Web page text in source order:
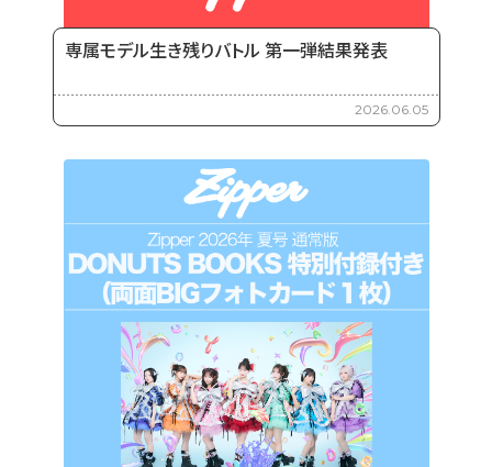
専属モデル生き残りバトル 第一弾結果発表
2026.06.05